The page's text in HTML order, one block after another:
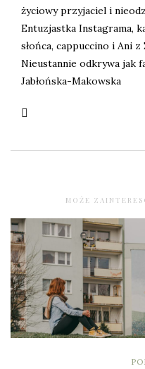
życiowy przyjaciel i
Entuzjastka Instagrama,
słońca, cappuccino i Ani
Nieustannie odkrywa jak
Jabłońska-Makowska
MOŻE